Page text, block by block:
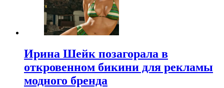
Ирина Шейк позагорала в
откровенном бикини для рекламы
модного бренда